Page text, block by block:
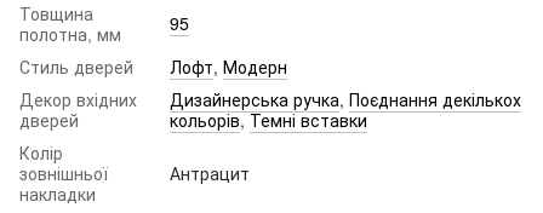
Товщина
полотна, мм
95
Стиль дверей
Лофт, Модерн
Декор вхідних
дверей
Дизайнерська ручка, Поєднання декількох
кольорів,Темні вставки
Колір
зовнішньої
накладки
Антрацит